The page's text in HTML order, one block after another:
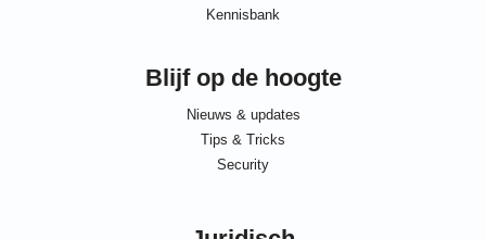
Kennisbank
Blijf op de hoogte
Nieuws & updates
Tips & Tricks
Security